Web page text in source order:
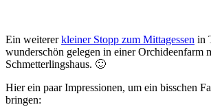
Ein weitererkleiner Stopp zum Mittagessen in
wunderschön gelegen in einer Orchideenfarm
Schmetterlingshaus. 🙂
Hier ein paar Impressionen, um ein bisschen
bringen: